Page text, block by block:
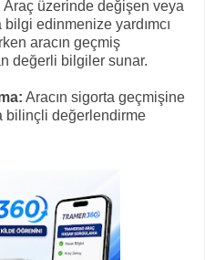
Araç üzerinde değişen veya
edinmenize yardımcı
aracın geçmiş
değerli bilgiler sunar.
Aracın sigorta geçmişine
bilinçli değerlendirme